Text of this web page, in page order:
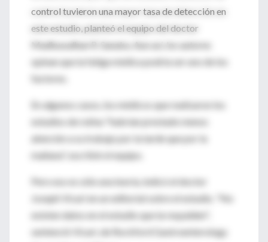
control tuvieron una mayor tasa de detección en
este estudio, planteó el equipo del doctor
Madhusudhan R. Sanaka. Aun así, los autores
opinan que la fatiga médica podría ser uno de los
factores.
En algunos casos, los médicos que realizaron los
estudios de rutina "habrían prestado menos
atención a su trabajo por la tarde que por la
mañana", escribió el equipo.
Pero eso es sólo una teoría, indicó el doctor
Joseph Vicari en un editorial sobre el estudio. "No
existen datos en el estudio que la respalden",
sentenció Vicari, de Rockford Gastroenterology